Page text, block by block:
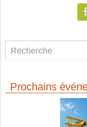
Prochains